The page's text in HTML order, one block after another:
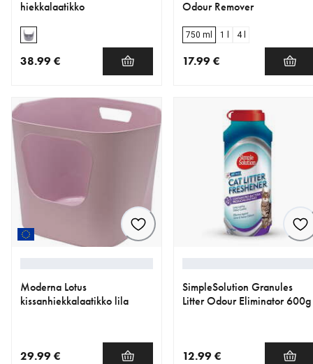
hiekkalaatikko
38.99 €
Odour Remover
750 ml 1 l 4 l
17.99 €
Moderna Lotus
kissanhiekkalaatikko lila
29.99 €
SimpleSolution Granules
Litter Odour Eliminator 600g
12.99 €